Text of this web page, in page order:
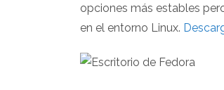
opciones más estables
en el entorno Linux.